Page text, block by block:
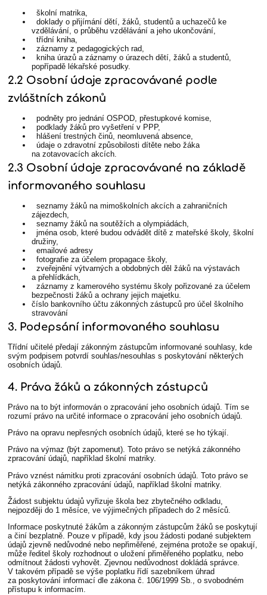
školní matrika,
doklady o přijímání dětí, žáků, studentů a uchazečů ke
vzdělávání, o průběhu vzdělávání a jeho ukončování,
třídní kniha,
záznamy z pedagogických rad,
kniha úrazů a záznamy o úrazech dětí, žáků a studentů,
popřípadě lékařské posudky.
2.2 Osobní údaje zpracovávané podle
zvláštních zákonů
podněty pro jednání OSPOD, přestupkové komise,
podklady žáků pro vyšetření v PPP,
hlášení trestných činů, neomluvená absence,
údaje o zdravotní způsobilosti dítěte nebo žáka
na zotavovacích akcích.
2.3 Osobní údaje zpracovávané na základě
informovaného souhlasu
seznamy žáků na mimoškolních akcích a zahraničních
zájezdech,
seznamy žáků na soutěžích a olympiádách,
jména osob, které budou odvádět dítě z mateřské školy, školní
družiny,
emailové adresy
fotografie za účelem propagace školy,
zveřejnění výtvarných a obdobných děl žáků na výstavách
a přehlídkách,
záznamy z kamerového systému školy pořizované za účelem
bezpečnosti žáků a ochrany jejich majetku.
číslo bankovního účtu zákonných zástupců pro účel školního
stravování
3. Podepsání informovaného souhlasu
Třídní učitelé předají zákonným zástupcům informované souhlasy, kde
svým podpisem potvrdí souhlas/nesouhlas s poskytování některých
osobních údajů.
4. Práva žáků a zákonných zástupců
Právo na to být informován o zpracování jeho osobních údajů. Tím se
rozumí právo na určité informace o zpracování jeho osobních údajů.
Právo na opravu nepřesných osobních údajů, které se ho týkají.
Právo na výmaz (být zapomenut). Toto právo se netýká zákonného
zpracování údajů, například školní matriky.
Právo vznést námitku proti zpracování osobních údajů. Toto právo se
netýká zákonného zpracování údajů, například školní matriky.
Žádost subjektu údajů vyřizuje škola bez zbytečného odkladu,
nejpozději do 1 měsíce, ve výjimečných případech do 2 měsíců.
Informace poskytnuté žákům a zákonným zástupcům žáků se poskytují
a činí bezplatně. Pouze v případě, kdy jsou žádosti podané subjektem
údajů zjevně nedůvodné nebo nepřiměřené, zejména protože se opakují,
může ředitel školy rozhodnout o uložení přiměřeného poplatku, nebo
odmítnout žádosti vyhovět. Zjevnou nedůvodnost dokládá správce.
V takovém případě se výše poplatku řídí sazebníkem úhrad
za poskytování informací dle zákona č. 106/1999 Sb., o svobodném
přístupu k informacím.